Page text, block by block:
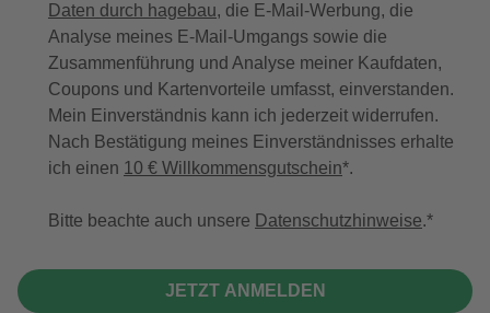
Daten durch hagebau, die E-Mail-Werbung, die
Analyse meines E-Mail-Umgangs sowie die
Zusammenführung und Analyse meiner Kaufdaten,
Coupons und Kartenvorteile umfasst, einverstanden.
Mein Einverständnis kann ich jederzeit widerrufen.
Nach Bestätigung meines Einverständnisses erhalte
ich einen 10 € Willkommensgutschein*.
Bitte beachte auch unsere Datenschutzhinweise.
JETZT ANMELDEN